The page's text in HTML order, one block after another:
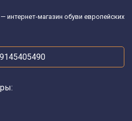
интернет-магазин обуви европейских